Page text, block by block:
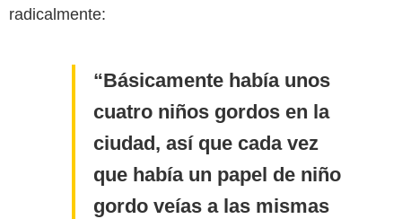
radicalmente:
Básicamente había unos
cuatro niños gordos en la
ciudad, así que cada vez
que había un papel de niño
gordo veías a las mismas